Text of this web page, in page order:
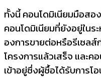
ทั้งนี้ คอนโดมิเนียมมือสอ
คอนโดมิเนียมที่ยังอยู่ในร
องการขายต่อหรือรีเซลส์
โครงการแล้วเสร็จ และค
เข้าอยู่ซึ่งผู้ซื้อได้รับการโ